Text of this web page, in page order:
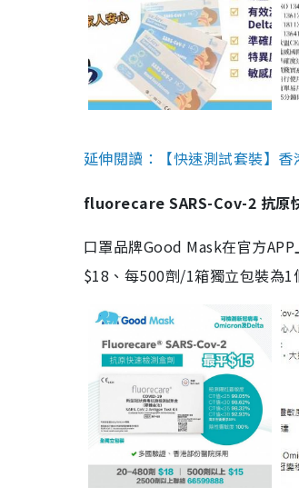
延伸閱讀：【快速測試套裝】
fluorecare SARS-Cov-2 抗原
口罩品牌Good Mask在官方
$18、每500劑/1箱獨立包裝為1